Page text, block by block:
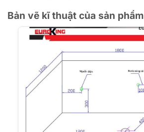
Bản vẽ kĩ thuật của sản phẩm